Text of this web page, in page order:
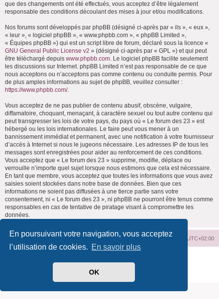
En poursuivant votre navigation, vous acceptez
l’utilisation de cookies. En savoir plus
OK
que des changements ont été effectués, vous acceptez d’être légalement
responsable des conditions découlant des mises à jour et/ou modifications.
Nos forums sont développés par phpBB (désigné ci-après par « ils », « eux »,
« leur », « logiciel phpBB », « www.phpbb.com », « phpBB Limited »,
« Équipes phpBB ») qui est un script libre de forum, déclaré sous la licence «
GNU General Public License v2 » (désigné ci-après par « GPL ») et qui peut
être téléchargé depuis www.phpbb.com. Le logiciel phpBB facilite seulement
les discussions sur Internet. phpBB Limited n’est pas responsable de ce que
nous acceptons ou n’acceptons pas comme contenu ou conduite permis. Pour
de plus amples informations au sujet de phpBB, veuillez consulter :
https://www.phpbb.com/.
Vous acceptez de ne pas publier de contenu abusif, obscène, vulgaire,
diffamatoire, choquant, menaçant, à caractère sexuel ou tout autre contenu qui
peut transgresser les lois de votre pays, du pays où « Le forum des 23 » est
hébergé ou les lois internationales. Le faire peut vous mener à un
bannissement immédiat et permanent, avec une notification à votre fournisseur
d’accès à Internet si nous le jugeons nécessaire. Les adresses IP de tous les
messages sont enregistrées pour aider au renforcement de ces conditions.
Vous acceptez que « Le forum des 23 » supprime, modifie, déplace ou
verrouille n’importe quel sujet lorsque nous estimons que cela est nécessaire.
En tant que membre, vous acceptez que toutes les informations que vous avez
saisies soient stockées dans notre base de données. Bien que ces
informations ne soient pas diffusées à une tierce partie sans votre
consentement, ni « Le forum des 23 », ni phpBB ne pourront être tenus comme
responsables en cas de tentative de piratage visant à compromettre les
données.
Index du forum Heures au format UTC+02:00
Supprimer les cookies
phpBB-fr.com
Confidentialité